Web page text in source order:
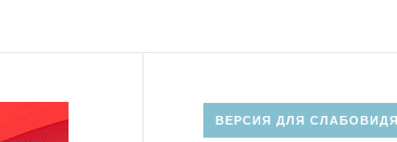
ВЕРСИЯ ДЛЯ